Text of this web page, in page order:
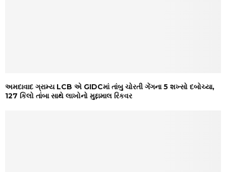
અમદાવાદ ગ્રામ્ય LCB એ GIDCમાં તાંબુ ચોરતી ગેંગના 5 શખ્સો દબોચ્યા,
127 કિલો તાંબા સાથે લાખોનો મુદ્દામાલ રિકવર